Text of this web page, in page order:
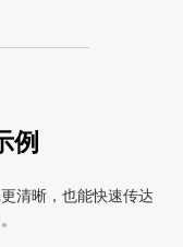
例
清晰，也能快速传达